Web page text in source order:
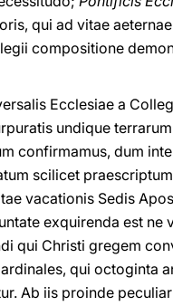
qui ad vitae
compositione
Ecclesiae a
undique
confirmamus, dum
scilicet
vacationis Sedis
exquirenda est
qui Christi gregem
qui octoginta
Ab iis proinde